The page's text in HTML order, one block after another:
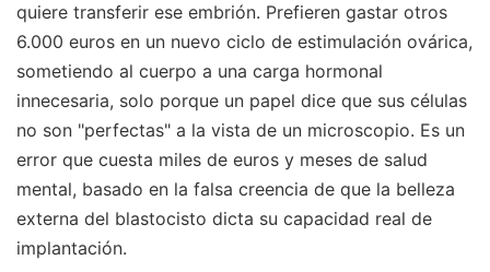
quiere transferir ese embrión. Prefieren gastar otros
6.000 euros en un nuevo ciclo de estimulación ovárica,
sometiendo al cuerpo a una carga hormonal
innecesaria, solo porque un papel dice que sus células
no son "perfectas" a la vista de un microscopio. Es un
error que cuesta miles de euros y meses de salud
mental, basado en la falsa creencia de que la belleza
externa del blastocisto dicta su capacidad real de
implantación.